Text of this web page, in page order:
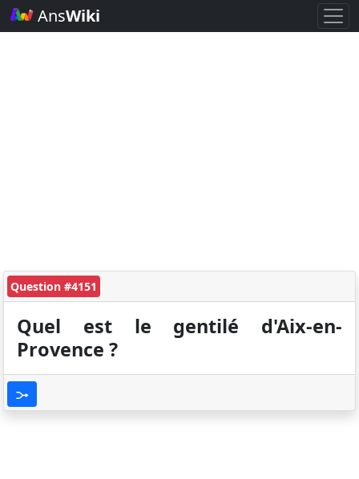
AnsWiki
Question #4151
Quel est le gentilé d'Aix-en-
Provence ?